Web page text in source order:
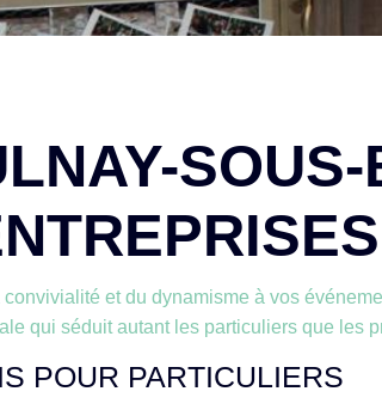
SOUS-
et du dynamisme à vos
qui séduit autant les particuliers que les
POUR PARTICULIERS